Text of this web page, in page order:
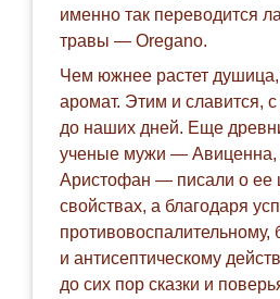
именно так переводится
травы — Oregano.
Чем южнее растет
аромат. Этим и славится,
до наших дней. Еще
ученые мужи — Авиценна,
Аристофан — писали о ее
свойствах, а благодаря
и антисептическому
до сих пор сказки и